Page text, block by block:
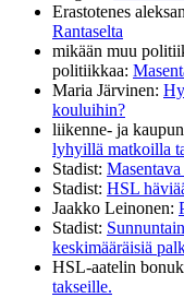
Erastotenes
Rantaselta
mikään muu
politiikkaa:
Maria Järvinen:
kouluihin?
liikenne- ja
lyhyillä matkoilla
Stadist:
Stadist: HSL
Jaakko Leinonen:
Stadist:
keskimääräisiä
HSL-aatelin
takseille.